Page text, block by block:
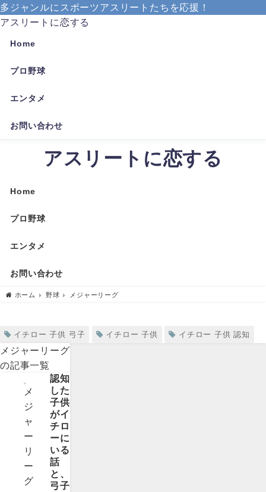
多ジャンルにスポーツアスリートたちを応援！
アスリートに恋する
Home
プロ野球
エンタメ
お問い合わせ
アスリートに恋する
Home
プロ野球
エンタメ
お問い合わせ
ホーム 野球 メジャーリーグ
イチロー 子供 弓子 イチロー 子供 イチロー 子供 認知
メジャーリーグ
の記事一覧
メ
ジ
ャ
ー
リ
ー
グ
認知
した
子供
がイ
チロ
ーに
いる
話
と、
弓子